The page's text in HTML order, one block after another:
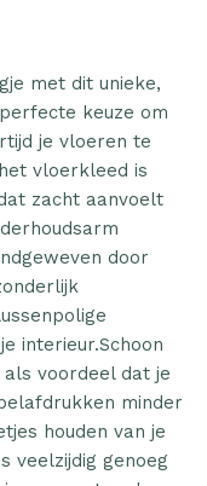
met dit unieke,
keuze om
je vloeren te
vloerkleed is
zacht aanvoelt
door
interieur.Schoon
voordeel dat je
minder
houden van je
veelzijdig genoeg